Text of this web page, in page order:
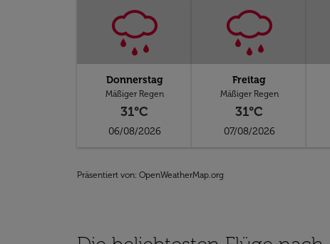
Donnerstag
Mäßiger Regen
31°C
06/08/2026
Freitag
Mäßiger Regen
31°C
07/08/2026
Präsentiert von: OpenWeatherMap.org